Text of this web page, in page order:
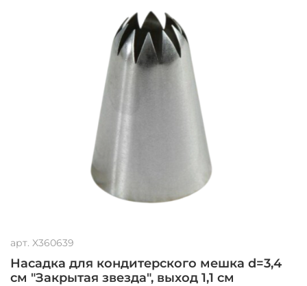
арт. X360639
Насадка для кондитерского мешка d=3,4
см "Закрытая звезда", выход 1,1 см